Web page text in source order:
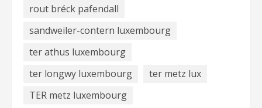
rout bréck pafendall
sandweiler-contern luxembourg
ter athus luxembourg
ter longwy luxembourg
ter metz lux
TER metz luxembourg